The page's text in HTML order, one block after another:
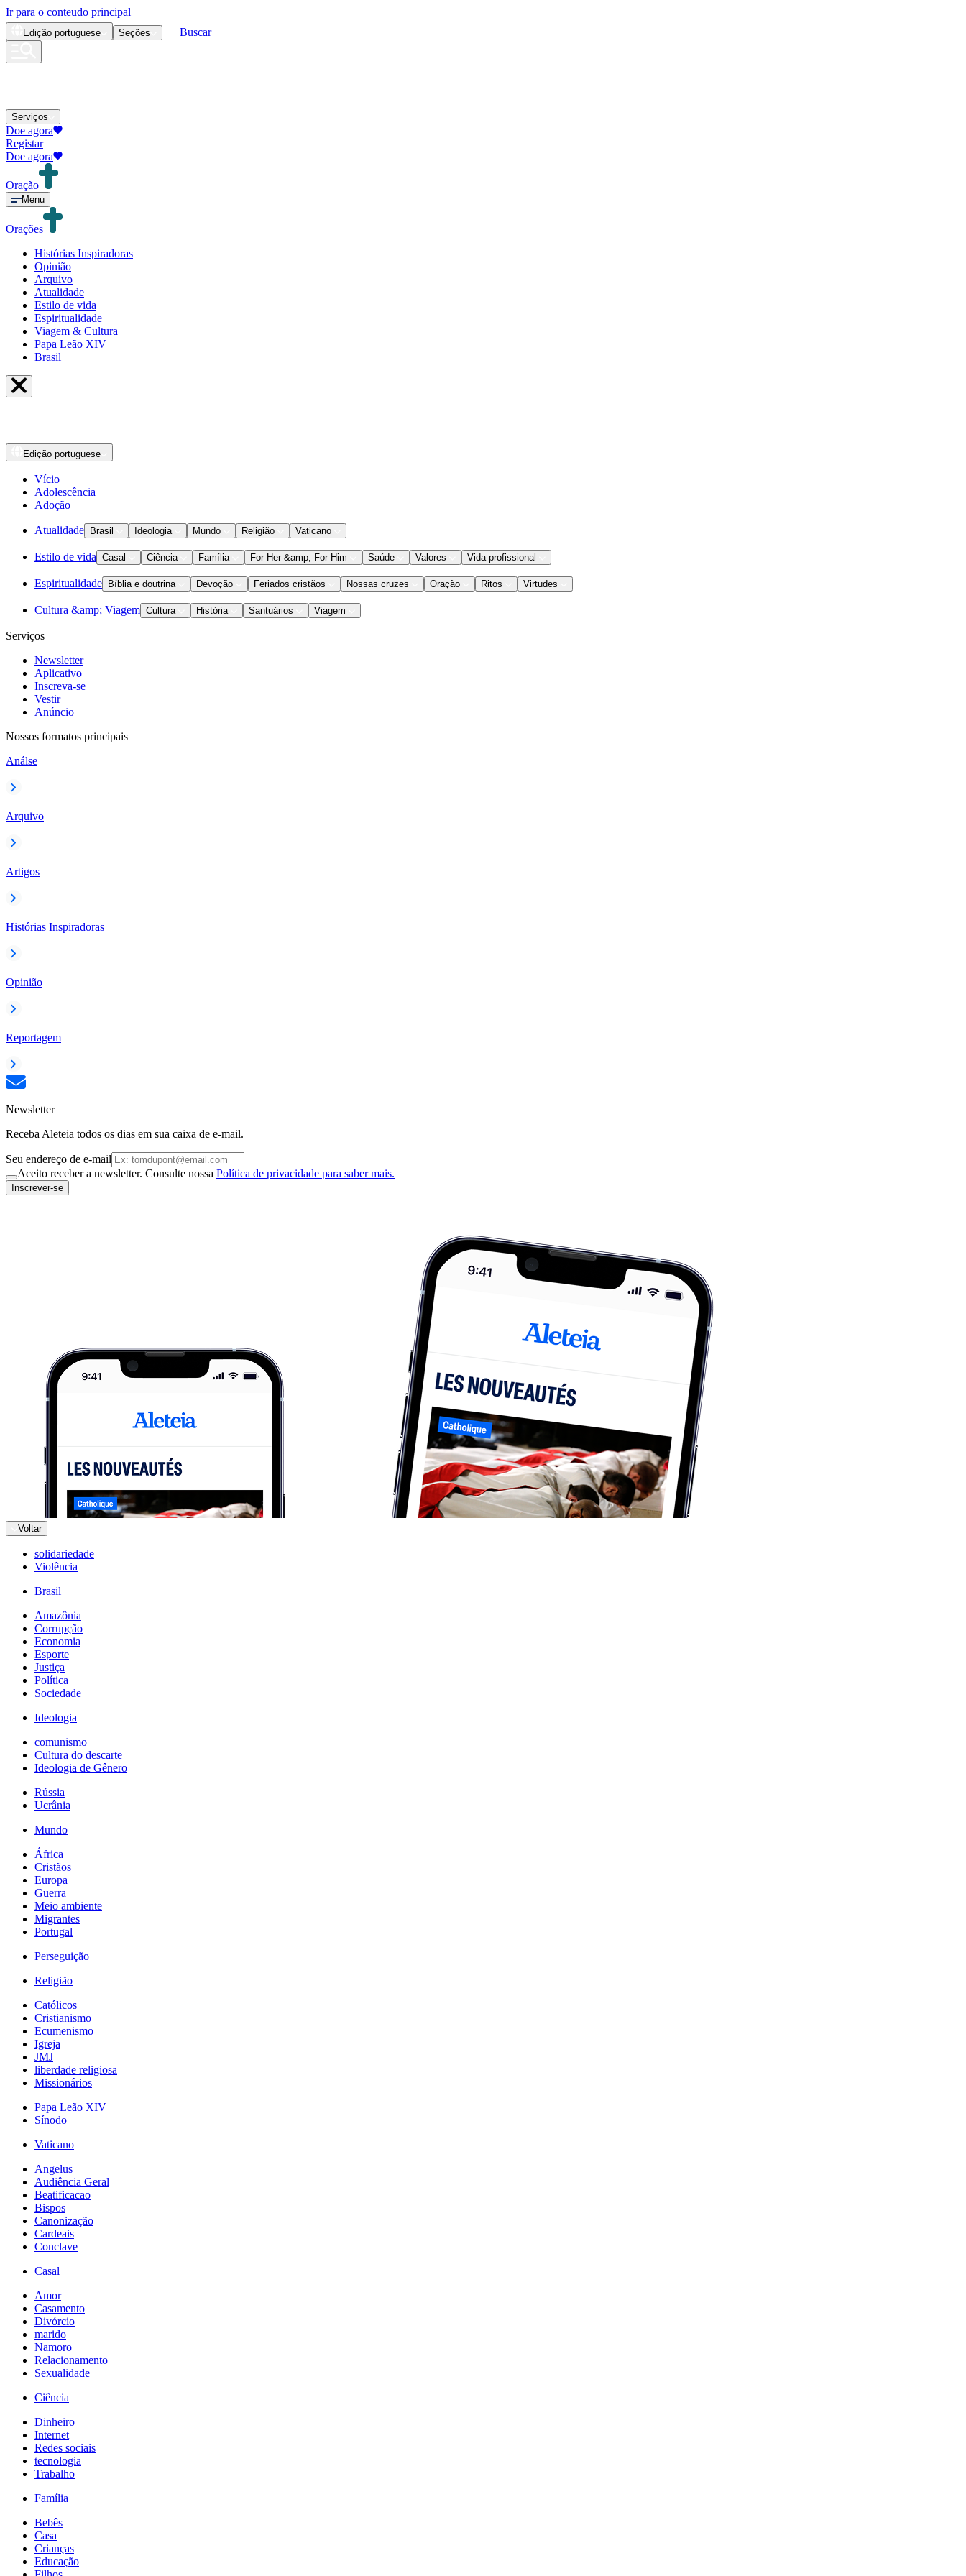
Ir para o conteudo principal
Edição portuguese Seções Buscar
Serviços
Doe agora
Registar
Doe agora
Oração
Menu
Orações
Histórias Inspiradoras
Opinião
Arquivo
Atualidade
Estilo de vida
Espiritualidade
Viagem & Cultura
Papa Leão XIV
Brasil
Edição portuguese
Vício
Adolescência
Adoção
Atualidade Brasil Ideologia Mundo Religião Vaticano
Estilo de vida Casal Ciência Família For Her &amp; For Him Saúde Valores Vida profissional
Espiritualidade Bíblia e doutrina Devoção Feriados cristãos Nossas cruzes Oração Ritos Virtudes
Cultura &amp; Viagem Cultura História Santuários Viagem
Serviços
Newsletter
Aplicativo
Inscreva-se
Vestir
Anúncio
Nossos formatos principais
Análse
Arquivo
Artigos
Histórias Inspiradoras
Opinião
Reportagem
Newsletter
Receba Aleteia todos os dias em sua caixa de e-mail.
Seu endereço de e-mail
Aceito receber a newsletter. Consulte nossa Política de privacidade para saber mais.
Inscrever-se
Voltar
solidariedade
Violência
Brasil
Amazônia
Corrupção
Economia
Esporte
Justiça
Política
Sociedade
Ideologia
comunismo
Cultura do descarte
Ideologia de Gênero
Rússia
Ucrânia
Mundo
África
Cristãos
Europa
Guerra
Meio ambiente
Migrantes
Portugal
Perseguição
Religião
Católicos
Cristianismo
Ecumenismo
Igreja
JMJ
liberdade religiosa
Missionários
Papa Leão XIV
Sínodo
Vaticano
Angelus
Audiência Geral
Beatificacao
Bispos
Canonização
Cardeais
Conclave
Casal
Amor
Casamento
Divórcio
marido
Namoro
Relacionamento
Sexualidade
Ciência
Dinheiro
Internet
Redes sociais
tecnologia
Trabalho
Família
Bebês
Casa
Crianças
Educação